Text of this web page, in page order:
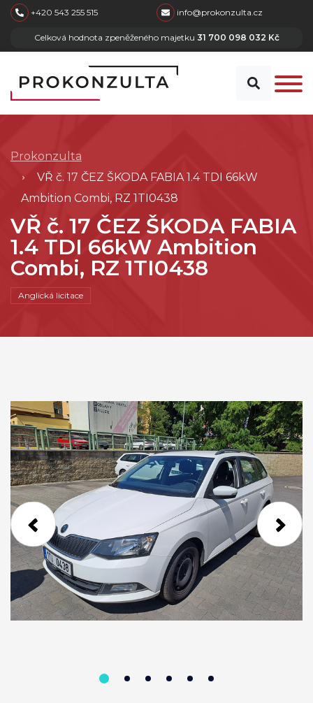
skip to main content
+420 543 255 515 info@prokonzulta.cz
Celková hodnota zpeněženého majetku 31 700 098 032 Kč
Prokonzulta
VŘ č. 17 ČEZ ŠKODA FABIA 1.4 TDI 66kW
Ambition Combi, RZ 1TI0438
VŘ č. 17 ČEZ ŠKODA FABIA
1.4 TDI 66kW Ambition
Combi, RZ 1TI0438
Anglická licitace